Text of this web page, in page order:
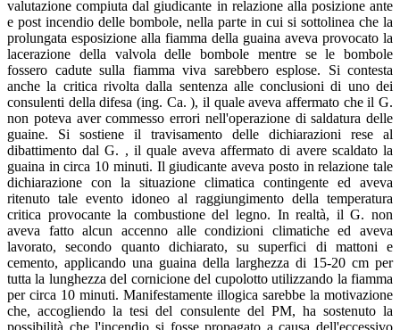
valutazione compiuta dal giudicante in relazione alla posizione ante
e post incendio delle bombole, nella parte in cui si sottolinea che la
prolungata esposizione alla fiamma della guaina aveva provocato la
lacerazione della valvola delle bombole mentre se le bombole
fossero cadute sulla fiamma viva sarebbero esplose. Si contesta
anche la critica rivolta dalla sentenza alle conclusioni di uno dei
consulenti della difesa (ing. Ca. ), il quale aveva affermato che il G.
non poteva aver commesso errori nell'operazione di saldatura delle
guaine. Si sostiene il travisamento delle dichiarazioni rese al
dibattimento dal G. , il quale aveva affermato di avere scaldato la
guaina in circa 10 minuti. Il giudicante aveva posto in relazione tale
dichiarazione con la situazione climatica contingente ed aveva
ritenuto tale evento idoneo al raggiungimento della temperatura
critica provocante la combustione del legno. In realtà, il G. non
aveva fatto alcun accenno alle condizioni climatiche ed aveva
lavorato, secondo quanto dichiarato, su superfici di mattoni e
cemento, applicando una guaina della larghezza di 15-20 cm per
tutta la lunghezza del cornicione del cupolotto utilizzando la fiamma
per circa 10 minuti. Manifestamente illogica sarebbe la motivazione
che, accogliendo la tesi del consulente del PM, ha sostenuto la
possibilità che l'incendio si fosse propagato a causa dell'eccessivo